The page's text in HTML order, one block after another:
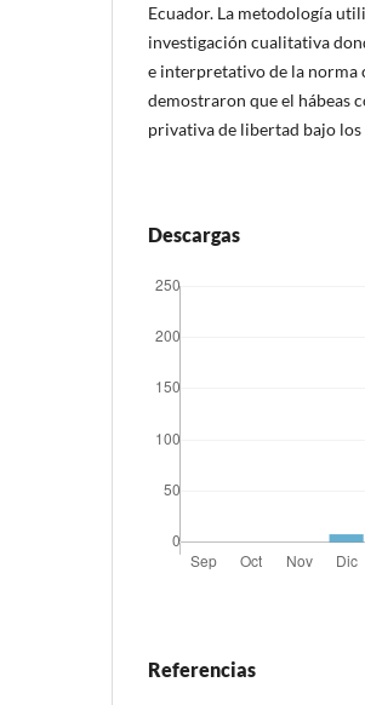
Ecuador. La metodología
investigación cualitativa
e interpretativo de la norma
demostraron que el hábeas
privativa de libertad bajo
Descargas
Referencias